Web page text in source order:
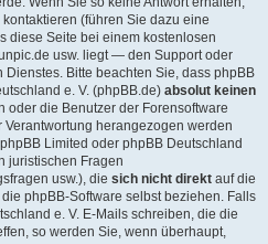
(führen Sie dazu eine
diese Seite bei einem kostenlosen
usw. liegt — den Support oder
Bitte beachten Sie, dass phpBB
e. V. (phpBB.de) absolut keinen
oder die Benutzer der Forensoftware
herangezogen werden
Limited oder phpBB Deutschland
juristischen Fragen
usw.), die sich nicht direkt auf die
phpBB-Software selbst beziehen. Falls
e. V. E-Mails schreiben, die die
so werden Sie, wenn überhaupt,